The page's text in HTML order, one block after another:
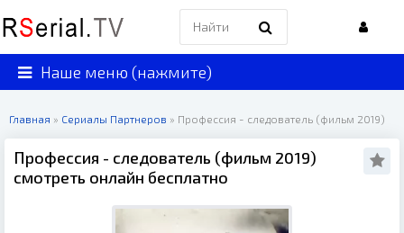
Наше меню (нажмите)
Главная » Сериалы Партнеров » Профессия - следователь (фильм 2019)
Профессия - следователь (фильм 2019)
смотреть онлайн бесплатно